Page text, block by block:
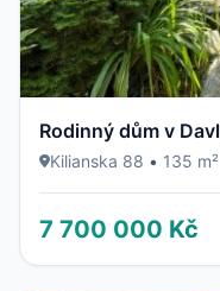
Kilianska 88 • 135 m²
7 700 000 Kč